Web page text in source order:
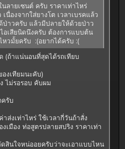
ลายเซนต์ ครับ ราคาเท่าไหร่
นื่องจากใส่ยางโต เวลาเบรคแล้ว
ป่าวครับ แล้วมีปลายให้ด้วยป่าว
อเสียนิดนึงครับ ต้องการแบบต้น
หวมั้ยครับ :(อยากได้ครับ :(
(ถ้าแน่นอนที่สุดได้รถเทียบ
งเทียมนะคับ)
ไม่รอรอบ คับผม
ครับ
ส่งเท่าไหร่ ใช้เวลากี่วันถ้าสั่ง
เมือง ท่อสูตรปลายสปริง ราคาเท่า
นใจหน่ออยครับว่าจะเอาแบบไหน